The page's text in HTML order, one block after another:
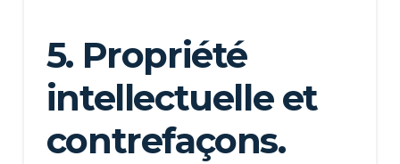
5. Propriété
intellectuelle et
contrefaçons.